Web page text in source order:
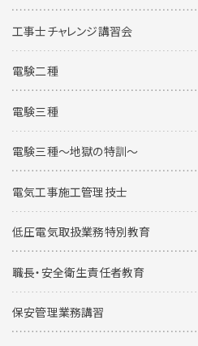
工事士チャレンジ講習会
電験二種
電験三種
電験三種〜地獄の特訓〜
電気工事施工管理技士
低圧電気取扱業務特別教育
職長・安全衛生責任者教育
保安管理業務講習